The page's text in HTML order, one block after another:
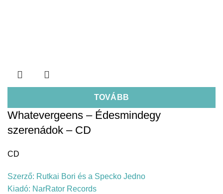
TOVÁBB
Whatevergeens – Édesmindegy
szerenádok – CD
CD
Szerző: Rutkai Bori és a Specko Jedno
Kiadó: NarRator Records